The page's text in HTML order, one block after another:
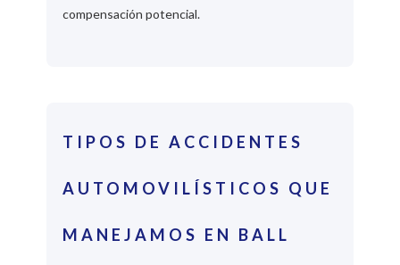
compensación potencial.
TIPOS DE ACCIDENTES
AUTOMOVILÍSTICOS QUE
MANEJAMOS EN BALL